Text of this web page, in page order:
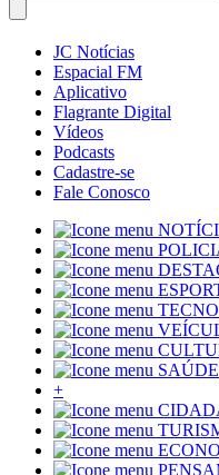
JC Notícias
Espacial FM
Aplicativo
Flagrante Digital
Vídeos
Podcasts
Cadastre-se
Fale Conosco
SAÚDE
+